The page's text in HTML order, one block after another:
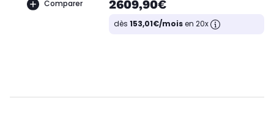
Comparer 2609,90€
dès 153,01€/moisen 20x